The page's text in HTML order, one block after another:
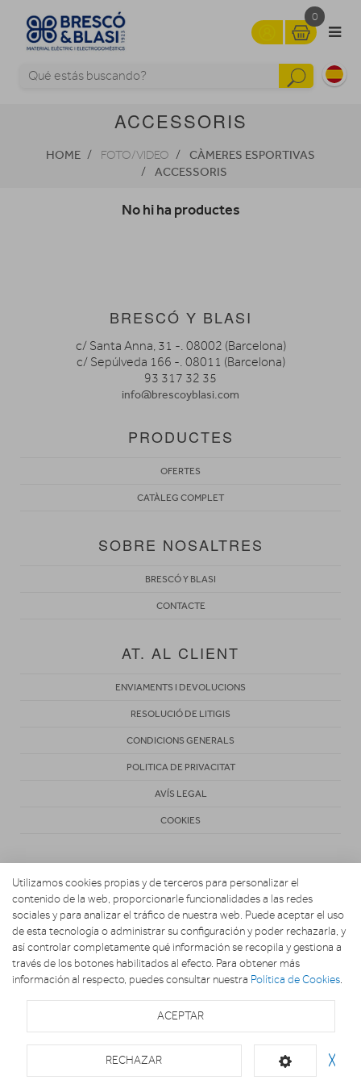
0
ACCESSORIS
HOME FOTO/VIDEO
CÀMERES ESPORTIVAS
ACCESSORIS
No hi ha productes
BRESCÓ Y BLASI
c/ Santa Anna, 31 -. 08002 (Barcelona)
c/ Sepúlveda 166 -. 08011 (Barcelona)
93 317 32 35
info@brescoyblasi.com
PRODUCTES
OFERTES
CATÀLEG COMPLET
SOBRE NOSALTRES
BRESCÓ Y BLASI
CONTACTE
AT. AL CLIENT
ENVIAMENTS I DEVOLUCIONS
RESOLUCIÓ DE LITIGIS
CONDICIONS GENERALS
POLITICA DE PRIVACITAT
AVÍS LEGAL
COOKIES
Copyright 2026. BRESCÓ Y BLASI
Utilizamos cookies propias y de terceros para personalizar el
contenido de la web, proporcionarle funcionalidades a las redes
sociales y para analizar el tráfico de nuestra web. Puede aceptar el uso
de esta tecnología o administrar su configuración y poder rechazarla, y
así controlar completamente qué información se recopila y gestiona a
través de los botones habilitados al efecto. Para obtener más
información al respecto, puedes consultar nuestra Política de Cookies.
ACEPTAR
RECHAZAR ╳